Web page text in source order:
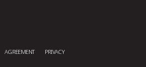
AGREEMENT PRIVACY